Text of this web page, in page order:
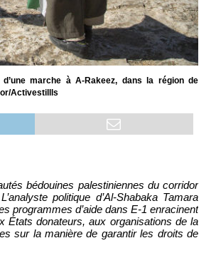
marche à A-Rakeez, dans la région de
Activestillls
bédouines palestiniennes du corridor
politique d’Al-Shabaka Tamara
programmes d’aide dans E-1 enracinent
États donateurs, aux organisations de la
sur la manière de garantir les droits de